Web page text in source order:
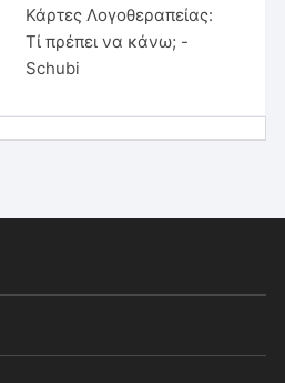
Κάρτες Λογοθεραπείας:
Τί πρέπει να κάνω; -
Schubi